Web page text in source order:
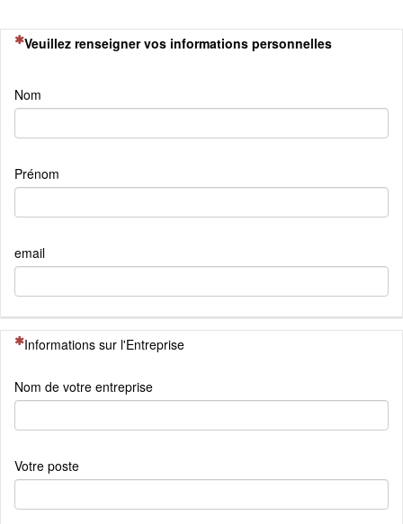
(Cette question est obligatoire)
Veuillez renseigner vos informations personnelles
Nom
Prénom
email
(Cette question est obligatoire)
Informations sur l'Entreprise
Nom de votre entreprise
Votre poste